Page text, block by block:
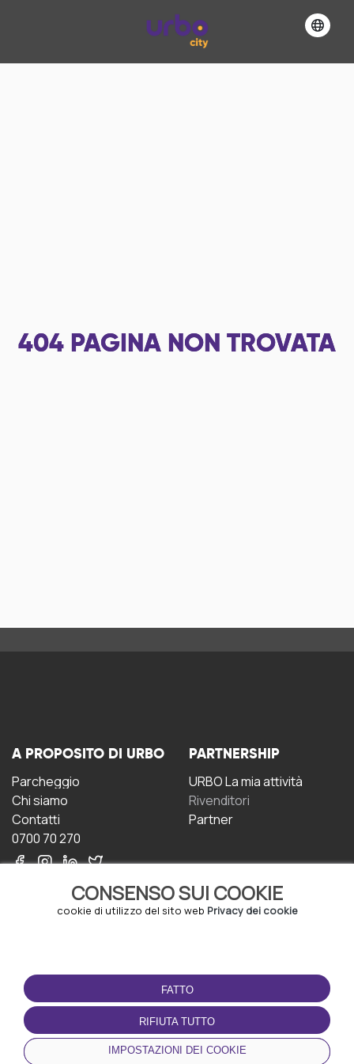
404 PAGINA NON TROVATA
CONSENSO SUI COOKIE
cookie di utilizzo del sito web Privacy dei cookie
FATTO
RIFIUTA TUTTO
IMPOSTAZIONI DEI COOKIE
A PROPOSITO DI URBO
Parcheggio
Chi siamo
Contatti
0700 70 270
PARTNERSHIP
URBO La mia attività
Rivenditori
Partner
CONDIZIONI D'USO
Termini e Condizioni
Politica sulla riservatezza
Gestione dei Cookie
SCARICA L'APP